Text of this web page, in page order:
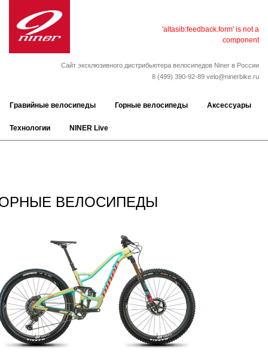
Сайт эксклюзивного дистрибьютера велосипедов Niner в России
8 (499) 390-92-89 velo@ninerbike.ru
Гравийные велосипеды Горные велосипеды Аксессуары
Технологии NINER Live
'altasib:feedback.form' is not a
component
ВЕЛОСИПЕДЫ